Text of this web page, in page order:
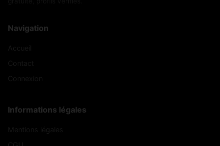
Navigation
Informations légales